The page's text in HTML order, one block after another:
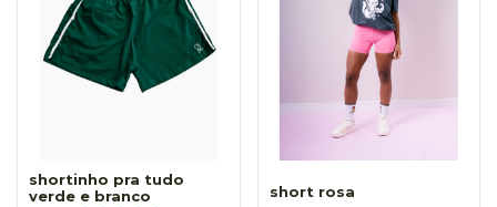
shortinho pra tudo
verde e branco
short rosa